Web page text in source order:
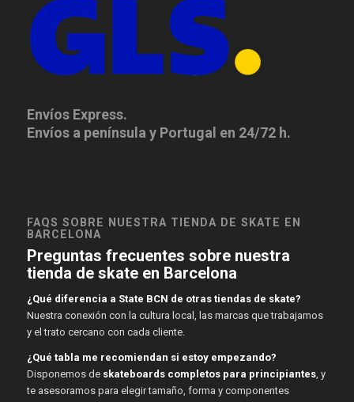
Envíos Express.
Envíos a península y Portugal en 24/72 h.
FAQS SOBRE NUESTRA TIENDA DE SKATE EN
BARCELONA
Preguntas frecuentes sobre nuestra
tienda de skate en Barcelona
¿Qué diferencia a State BCN de otras tiendas de skate?
Nuestra conexión con la cultura local, las marcas que trabajamos
y el trato cercano con cada cliente.
¿Qué tabla me recomiendan si estoy empezando?
Disponemos de skateboards completos para principiantes, y
te asesoramos para elegir tamaño, forma y componentes